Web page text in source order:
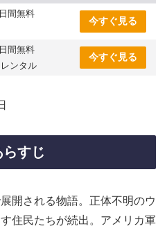
間無料
今すぐ見る
間無料
ンタル
今すぐ見る
すじ
開される物語。正体不明のウ
住民たちが続出。アメリカ軍